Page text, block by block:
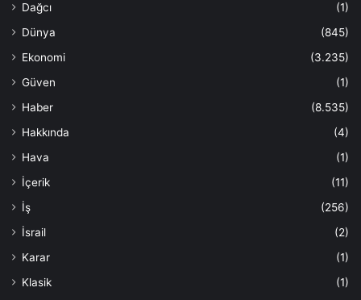
Dağcı
(1)
Dünya
(845)
Ekonomi
(3.235)
Güven
(1)
Haber
(8.535)
Hakkında
(4)
Hava
(1)
İçerik
(11)
İş
(256)
İsrail
(2)
Karar
(1)
Klasik
(1)